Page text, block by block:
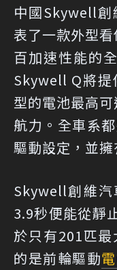
中國Skywell創
表了一款外型
百加速性能的
Skywell Q將提
型的電池最高
航力。全車系
驅動設定，並
Skywell創維汽
3.9秒便能從靜
於只有201匹
的是前輪驅動